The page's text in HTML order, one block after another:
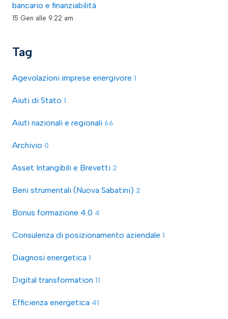
bancario e finanziabilità
15 Gen alle 9:22 am
Tag
Agevolazioni imprese energivore 1
Aiuti di Stato 1
Aiuti nazionali e regionali 66
Archivio 0
Asset Intangibili e Brevetti 2
Beni strumentali (Nuova Sabatini) 2
Bonus formazione 4.0 4
Consulenza di posizionamento aziendale 1
Diagnosi energetica 1
Digital transformation 11
Efficienza energetica 41